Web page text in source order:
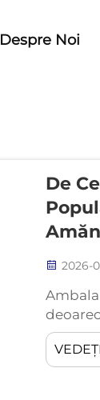
Despre Noi
De
2026-